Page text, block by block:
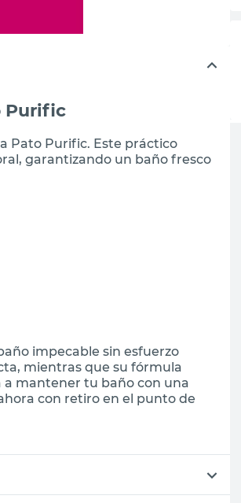
Purific
Pato Purific. Este práctico
garantizando un baño fresco
impecable sin esfuerzo
mientras que su fórmula
a mantener tu baño con una
con retiro en el punto de